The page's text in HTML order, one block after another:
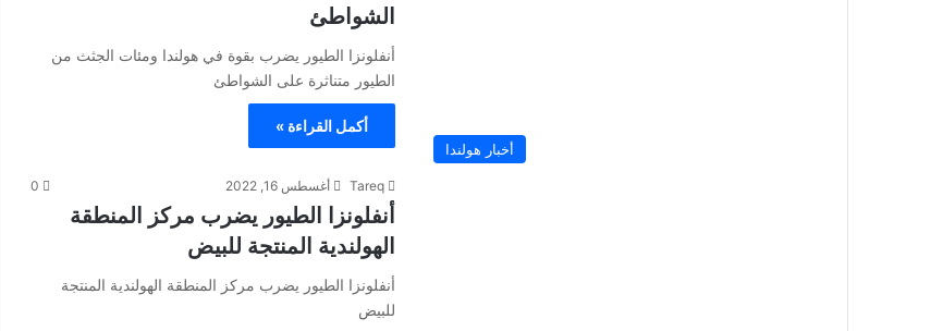
الشواطئ
أنفلونزا الطيور يضرب بقوة في هولندا ومئات الجثث من
الطيور متناثرة على الشواطئ
أكمل القراءة »
أخبار هولندا
Tareq أغسطس 16, 2022 0
أنفلونزا الطيور يضرب مركز المنطقة
الهولندية المنتجة للبيض
أنفلونزا الطيور يضرب مركز المنطقة الهولندية المنتجة
للبيض